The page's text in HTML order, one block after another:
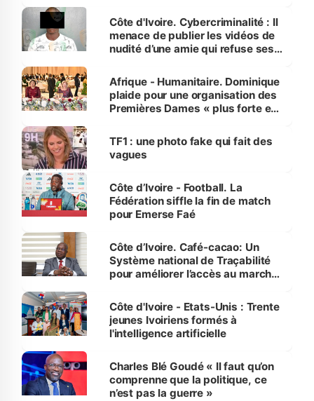
des Transports
Côte d'Ivoire. Cybercriminalité : Il
menace de publier les vidéos de
nudité d’une amie qui refuse ses
Afrique - Humanitaire. Dominique
plaide pour une organisation des
Premières Dames « plus forte et
sur la scène internationale »
TF1 : une photo fake qui fait des
vagues
Côte d’Ivoire - Football. La
Fédération siffle la fin de match
pour Emerse Faé
Côte d’Ivoire. Café-cacao: Un
Système national de Traçabilité
pour améliorer l’accès au marché
Côte d'Ivoire - Etats-Unis : Trente
jeunes Ivoiriens formés à
l'intelligence artificielle
Charles Blé Goudé « Il faut qu’on
comprenne que la politique, ce
n’est pas la guerre »